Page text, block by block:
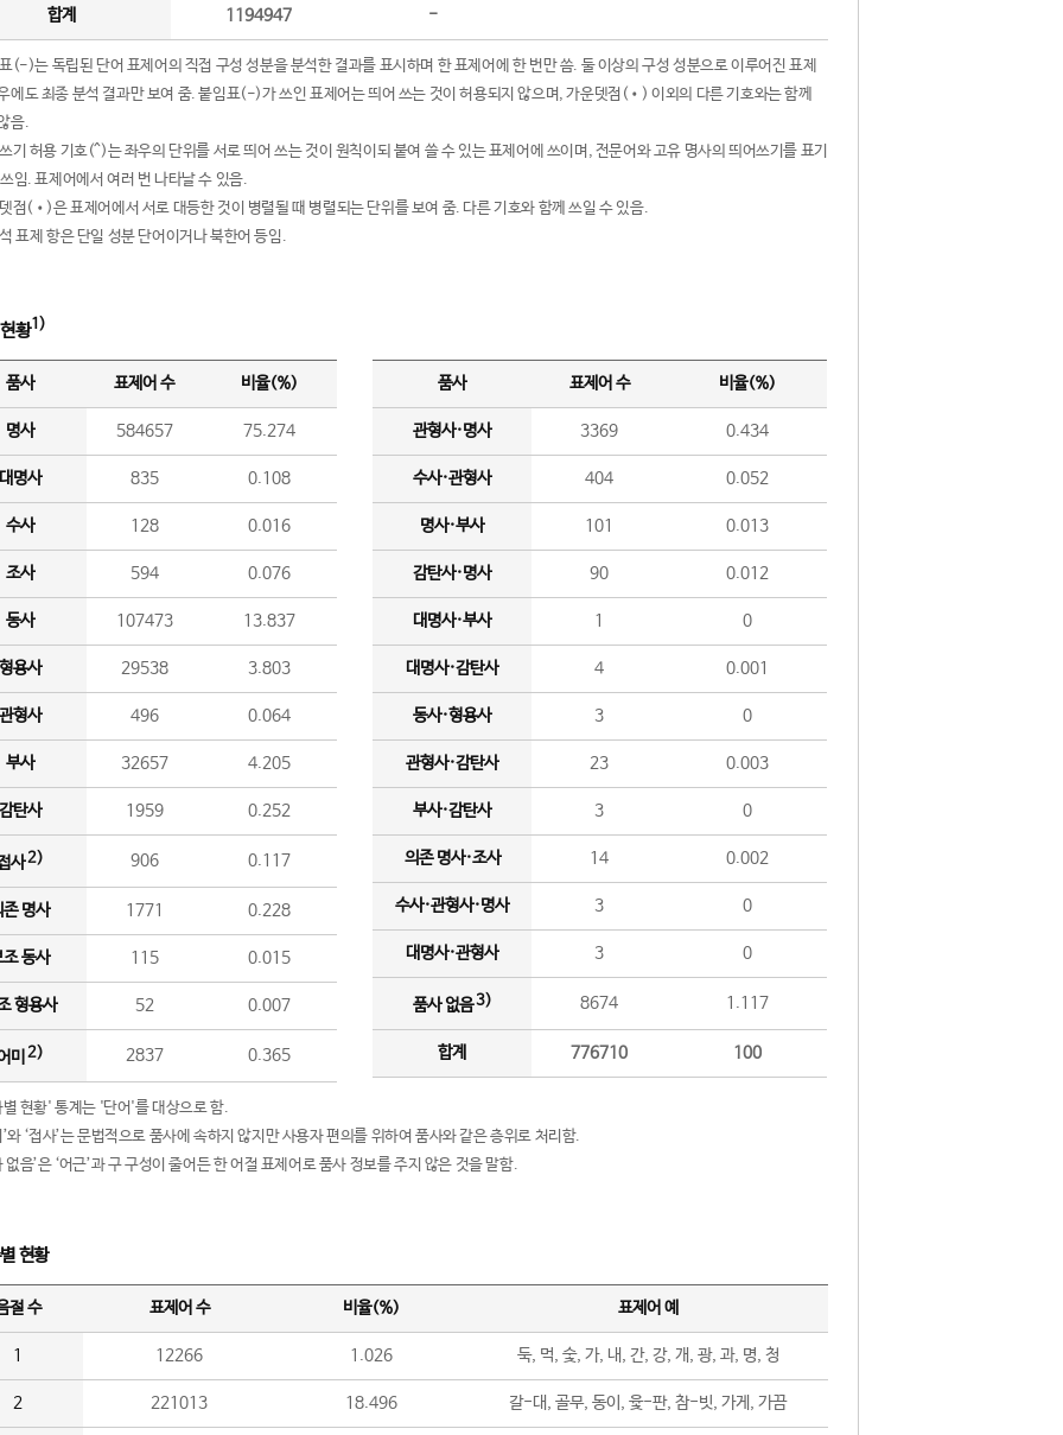
합계 1194947 -
(-)는 독립된 단어 표제어의 직접 구성 성분을 분석한 결과를 표시하며 한 표제어에 한 번만 씀. 둘 이상의 구성 성분으로 이루어진 표제
에도 최종 분석 결과만 보여 줌. 붙임표(-)가 쓰인 표제어는 띄어 쓰는 것이 허용되지 않으며, 가운뎃점(•) 이외의 다른 기호와는 함께
음.
기 허용 기호(^)는 좌우의 단위를 서로 띄어 쓰는 것이 원칙이되 붙여 쓸 수 있는 표제어에 쓰이며, 전문어와 고유 명사의 띄어쓰기를 표기
임. 표제어에서 여러 번 나타날 수 있음.
점(•)은 표제어에서 서로 대등한 것이 병렬될 때 병렬되는 단위를 보여 줌. 다른 기호와 함께 쓰일 수 있음.
표제 항은 단일 성분 단어이거나 북한어 등임.
황1)
품사 표제어 수 비율(%)
명사 584657 75.274
명사 835 0.108
수사 128 0.016
조사 594 0.076
동사 107473 13.837
용사 29538 3.803
형사 496 0.064
부사 32657 4.205
탄사 1959 0.252
사2) 906 0.117
존 명사 1771 0.228
조 동사 115 0.015
형용사 52 0.007
미 2) 2837 0.365
품사 표제어 수 비율(%)
관형사·명사 3369 0.434
수사·관형사 404 0.052
명사·부사 101 0.013
감탄사·명사 90 0.012
대명사·부사 1 0
대명사·감탄사 4 0.001
동사·형용사 3 0
관형사·감탄사 23 0.003
부사·감탄사 3 0
의존 명사·조사 14 0.002
수사·관형사·명사 3 0
대명사·관형사 3 0
품사 없음3) 8674 1.117
합계 776710 100
현황' 통계는 '단어'를 대상으로 함.
와 ‘접사’는 문법적으로 품사에 속하지 않지만 사용자 편의를 위하여 품사와 같은 층위로 처리함.
없음’은 ‘어근’과 구 구성이 줄어든 한 어절 표제어로 품사 정보를 주지 않은 것을 말함.
현황
절 수 표제어 수 비율(%) 표제어 예
1 12266 1.026 둑, 먹, 숯, 가, 내, 간, 강, 개, 광, 과, 명, 청
2 221013 18.496 갈-대, 골무, 동이, 윷-판, 참-빗, 가게, 가끔